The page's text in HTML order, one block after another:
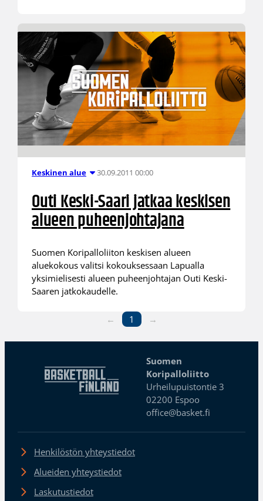
Keskinen alue 30.09.2011 00:00
Outi Keski-Saari jatkaa keskisen
alueen puheenjohtajana
Suomen Koripalloliiton keskisen alueen
aluekokous valitsi kokouksessaan Lapualla
yksimielisesti alueen puheenjohtajan Outi Keski-
Saaren jatkokaudelle.
← 1 →
Suomen
Koripalloliitto
Urheilupuistontie 3
02200 Espoo
office@basket.fi
Henkilöstön yhteystiedot
Alueiden yhteystiedot
Laskutustiedot